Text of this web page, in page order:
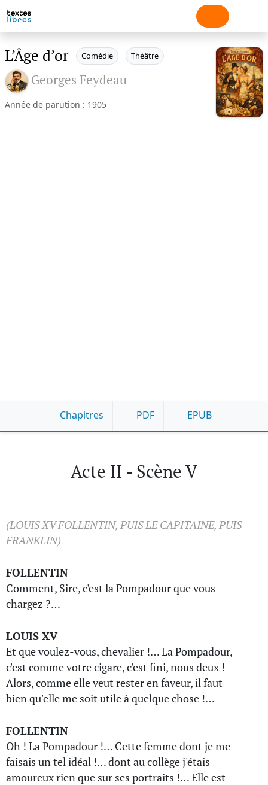
L’Âge d’or Comédie Théâtre
Georges Feydeau
Année de parution : 1905
Chapitres PDF EPUB
Acte II - Scène V
(LOUIS XV FOLLENTIN, PUIS LE CAPITAINE, PUIS
FRANKLIN)
FOLLENTIN
Comment, Sire, c'est la Pompadour que vous
chargez ?…
LOUIS XV
Et que voulez-vous, chevalier !… La Pompadour,
c'est comme votre cigare, c'est fini, nous deux !
Alors, comme elle veut rester en faveur, il faut
bien qu'elle me soit utile à quelque chose !…
FOLLENTIN
Oh ! La Pompadour !… Cette femme dont je me
faisais un tel idéal !… dont au collège j'étais
amoureux rien que sur ses portraits !… Elle est